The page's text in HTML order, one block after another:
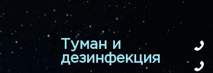
Туман и
дезинфекция